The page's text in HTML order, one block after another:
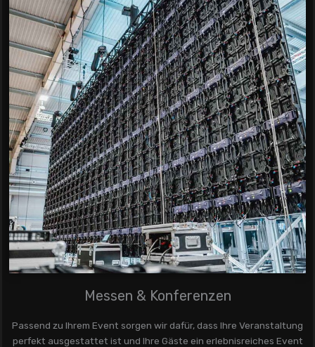
Messen & Konferenzen
Passend zu Ihrem Event sorgen wir dafür, dass Ihre Veranstaltung
perfekt ausgestattet ist und Ihre Gäste ein erlebnisreiches Event